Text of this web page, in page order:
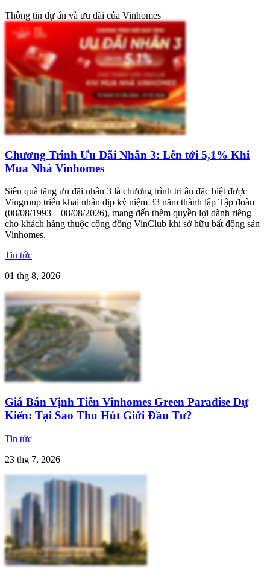
Thông tin dự án và ưu đãi của Vinhomes
Chương Trình Ưu Đãi Nhân 3: Lên tới 5,1% Khi
Mua Nhà Vinhomes
Siêu quà tặng ưu đãi nhân 3 là chương trình tri ân đặc biệt được
Vingroup triển khai nhân dịp kỷ niệm 33 năm thành lập Tập đoàn
(08/08/1993 – 08/08/2026), mang đến thêm quyền lợi dành riêng
cho khách hàng thuộc cộng đồng VinClub khi sở hữu bất động sản
Vinhomes.
Tin tức
01 thg 8, 2026
Giá Bán Vịnh Tiên Vinhomes Green Paradise Dự
Kiến: Tại Sao Thu Hút Giới Đầu Tư?
Tin tức
23 thg 7, 2026